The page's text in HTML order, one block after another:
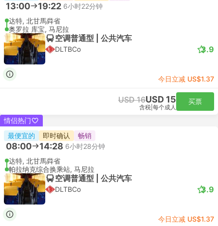
13:00 19:22 6小时22分钟
达特, 北甘馬粦省
奥罗拉 库宝, 马尼拉
空调普通型 | 公共汽车
DLTBCo 3.9
今日立减 US$1.37
USD 16USD 15
含税 每个成人
买票
情侣热门
最便宜的
即时确认 畅销
08:00 14:28 6小时28分钟
达特, 北甘馬粦省
帕拉纳克综合换乘站, 马尼拉
空调普通型 | 公共汽车
DLTBCo 3.9
今日立减 US$1.37